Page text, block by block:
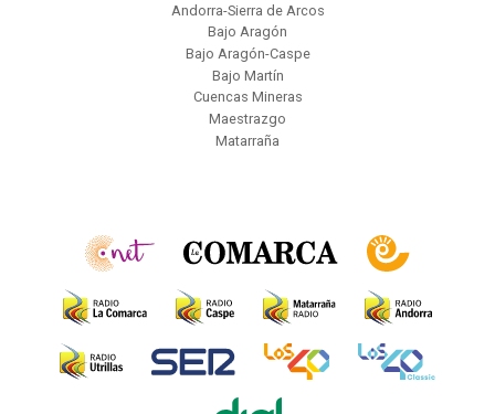
Andorra-Sierra de Arcos
Bajo Aragón
Bajo Aragón-Caspe
Bajo Martín
Cuencas Mineras
Maestrazgo
Matarraña